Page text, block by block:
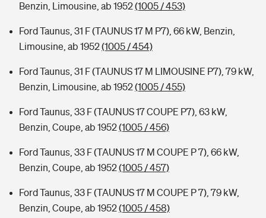
Benzin, Limousine, ab 1952(1005 / 453)
Ford Taunus, 31 F (TAUNUS 17 M P7), 66 kW, Benzin,
Limousine, ab 1952(1005 / 454)
Ford Taunus, 31 F (TAUNUS 17 M LIMOUSINE P7), 79 kW,
Benzin, Limousine, ab 1952(1005 / 455)
Ford Taunus, 33 F (TAUNUS 17 COUPE P7), 63 kW,
Benzin, Coupe, ab 1952(1005 / 456)
Ford Taunus, 33 F (TAUNUS 17 M COUPE P 7), 66 kW,
Benzin, Coupe, ab 1952(1005 / 457)
Ford Taunus, 33 F (TAUNUS 17 M COUPE P 7), 79 kW,
Benzin, Coupe, ab 1952(1005 / 458)